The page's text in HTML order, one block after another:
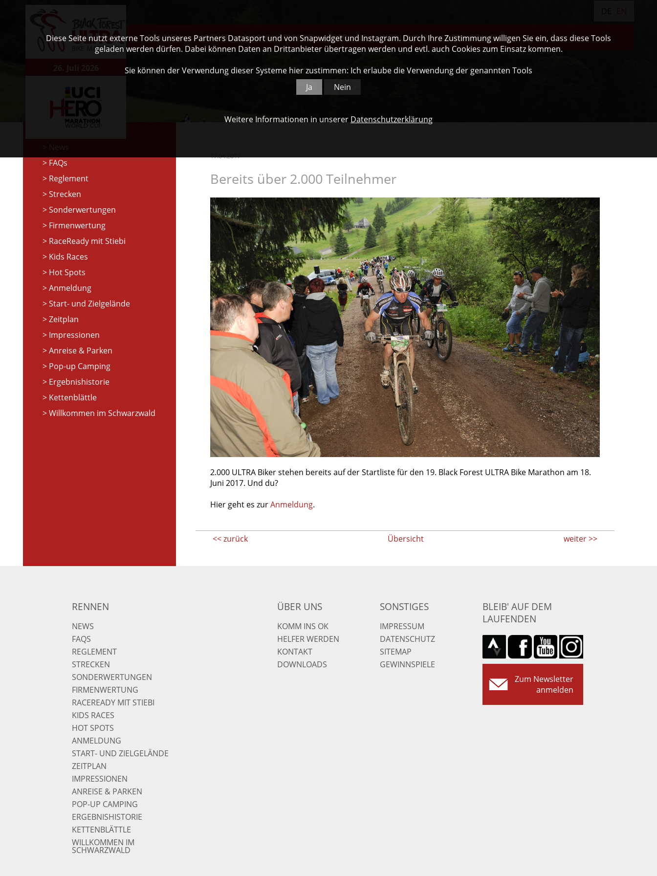
RENNEN PARTNER NACHHALTIGKEIT ÜBER UNS WORLD CUP ULTRA GRAVEL
FAQs
Reglement
Strecken
Sonderwertungen
Firmenwertung
RaceReady mit Stiebi
Kids Races
Hot Spots
Anmeldung
Start- und Zielgelände
Zeitplan
Impressionen
Anreise & Parken
Pop-up Camping
Ergebnishistorie
Kettenblättle
Willkommen im Schwarzwald
17.04.2017
Bereits über 2.000 Teilnehmer
2.000 ULTRA Biker stehen bereits auf der Startliste für den 19. Black Forest ULTRA Bike Marathon am 18.
Juni 2017. Und du?
Hier geht es zurAnmeldung.
<< zurück weiter >>
Übersicht
RENNEN
NEWS
FAQS
REGLEMENT
STRECKEN
SONDERWERTUNGEN
FIRMENWERTUNG
RACEREADY MIT STIEBI
KIDS RACES
HOT SPOTS
ANMELDUNG
START- UND ZIELGELÄNDE
ZEITPLAN
IMPRESSIONEN
ANREISE & PARKEN
POP-UP CAMPING
ERGEBNISHISTORIE
KETTENBLÄTTLE
WILLKOMMEN IM
SCHWARZWALD
ÜBER UNS
KOMM INS OK
HELFER WERDEN
KONTAKT
DOWNLOADS
SONSTIGES
IMPRESSUM
DATENSCHUTZ
SITEMAP
GEWINNSPIELE
BLEIB' AUF DEM
LAUFENDEN
Zum Newsletter
anmelden
Diese Seite nutzt externe Tools unseres Partners Datasport und von Snapwidget und Instagram. Durch Ihre Zustimmung willigen Sie ein, dass diese Tools
geladen werden dürfen. Dabei können Daten an Drittanbieter übertragen werden und evtl. auch Cookies zum Einsatz kommen.
Sie können der Verwendung dieser Systeme hier zustimmen: Ich erlaube die Verwendung der genannten Tools
Ja
Nein
Weitere Informationen in unserer Datenschutzerklärung